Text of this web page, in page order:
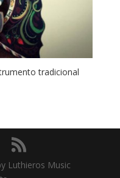
tradicional
Luthieros Music